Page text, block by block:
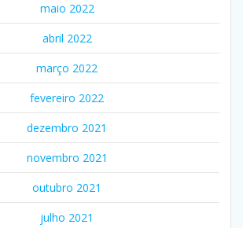
maio 2022
abril 2022
março 2022
fevereiro 2022
dezembro 2021
novembro 2021
outubro 2021
julho 2021